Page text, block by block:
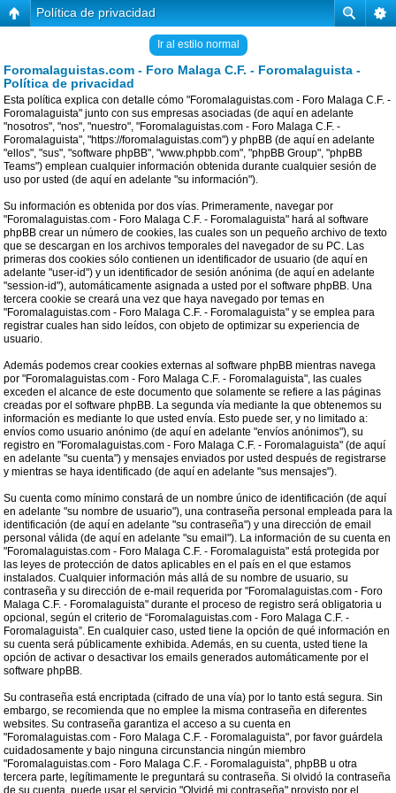
Política de privacidad
Ir al estilo normal
Foromalaguistas.com - Foro Malaga C.F. - Foromalaguista -
Política de privacidad
Esta política explica con detalle cómo "Foromalaguistas.com - Foro Malaga C.F. -
Foromalaguista" junto con sus empresas asociadas (de aquí en adelante
"nosotros", "nos", "nuestro", "Foromalaguistas.com - Foro Malaga C.F. -
Foromalaguista", "https://foromalaguistas.com") y phpBB (de aquí en adelante
"ellos", "sus", "software phpBB", "www.phpbb.com", "phpBB Group", "phpBB
Teams") emplean cualquier información obtenida durante cualquier sesión de
uso por usted (de aquí en adelante "su información").
Su información es obtenida por dos vías. Primeramente, navegar por
"Foromalaguistas.com - Foro Malaga C.F. - Foromalaguista" hará al software
phpBB crear un número de cookies, las cuales son un pequeño archivo de texto
que se descargan en los archivos temporales del navegador de su PC. Las
primeras dos cookies sólo contienen un identificador de usuario (de aquí en
adelante "user-id") y un identificador de sesión anónima (de aquí en adelante
"session-id"), automáticamente asignada a usted por el software phpBB. Una
tercera cookie se creará una vez que haya navegado por temas en
"Foromalaguistas.com - Foro Malaga C.F. - Foromalaguista" y se emplea para
registrar cuales han sido leídos, con objeto de optimizar su experiencia de
usuario.
Además podemos crear cookies externas al software phpBB mientras navega
por "Foromalaguistas.com - Foro Malaga C.F. - Foromalaguista", las cuales
exceden el alcance de este documento que solamente se refiere a las páginas
creadas por el software phpBB. La segunda vía mediante la que obtenemos su
información es mediante lo que usted envía. Esto puede ser, y no limitado a:
envíos como usuario anónimo (de aquí en adelante "envíos anónimos"), su
registro en "Foromalaguistas.com - Foro Malaga C.F. - Foromalaguista" (de aquí
en adelante "su cuenta") y mensajes enviados por usted después de registrarse
y mientras se haya identificado (de aquí en adelante "sus mensajes").
Su cuenta como mínimo constará de un nombre único de identificación (de aquí
en adelante "su nombre de usuario"), una contraseña personal empleada para la
identificación (de aquí en adelante "su contraseña") y una dirección de email
personal válida (de aquí en adelante "su email"). La información de su cuenta en
"Foromalaguistas.com - Foro Malaga C.F. - Foromalaguista" está protegida por
las leyes de protección de datos aplicables en el país en el que estamos
instalados. Cualquier información más allá de su nombre de usuario, su
contraseña y su dirección de e-mail requerida por "Foromalaguistas.com - Foro
Malaga C.F. - Foromalaguista" durante el proceso de registro será obligatoria u
opcional, según el criterio de “Foromalaguistas.com - Foro Malaga C.F. -
Foromalaguista”. En cualquier caso, usted tiene la opción de qué información en
su cuenta será públicamente exhibida. Además, en su cuenta, usted tiene la
opción de activar o desactivar los emails generados automáticamente por el
software phpBB.
Su contraseña está encriptada (cifrado de una vía) por lo tanto está segura. Sin
embargo, se recomienda que no emplee la misma contraseña en diferentes
websites. Su contraseña garantiza el acceso a su cuenta en
"Foromalaguistas.com - Foro Malaga C.F. - Foromalaguista", por favor guárdela
cuidadosamente y bajo ninguna circunstancia ningún miembro
"Foromalaguistas.com - Foro Malaga C.F. - Foromalaguista", phpBB u otra
tercera parte, legítimamente le preguntará su contraseña. Si olvidó la contraseña
de su cuenta, puede usar el servicio "Olvidé mi contraseña" provisto por el